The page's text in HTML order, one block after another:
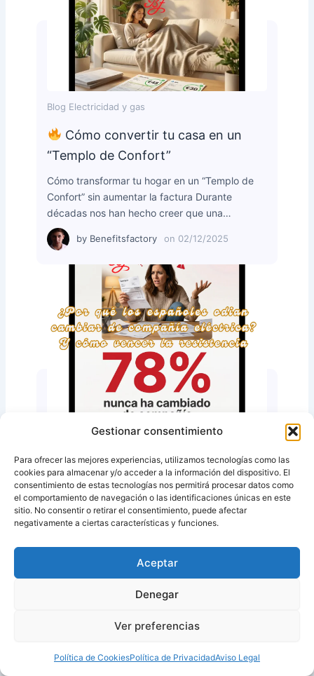
Gestionar consentimiento
Para ofrecer las mejores experiencias, utilizamos tecnologías como las
cookies para almacenar y/o acceder a la información del dispositivo. El
consentimiento de estas tecnologías nos permitirá procesar datos como
el comportamiento de navegación o las identificaciones únicas en este
sitio. No consentir o retirar el consentimiento, puede afectar
negativamente a ciertas características y funciones.
Aceptar
Denegar
Ver preferencias
Política de CookiesPolítica de PrivacidadAviso Legal
Blog Electricidad y gas
Cómo convertir tu casa en un
“Templo de Confort”
Cómo transformar tu hogar en un “Templo de
Confort” sin aumentar la factura Durante
décadas nos han hecho creer que una…
by Benefitsfactory on 02/12/2025
Blog Electricidad y gas
¿Por qué los españoles odian
cambiar de compañía eléctrica?
Y cómo vencer la resistencia de una vez por
todas Cambiar de compañía eléctrica es,
objetivamente, uno de los trámites…